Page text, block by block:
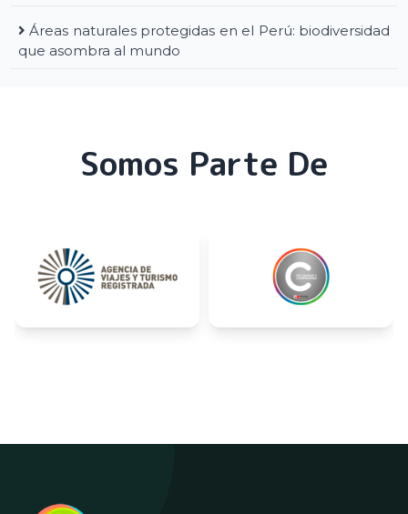
Áreas naturales protegidas en el Perú: biodiversidad
que asombra al mundo
Somos Parte De